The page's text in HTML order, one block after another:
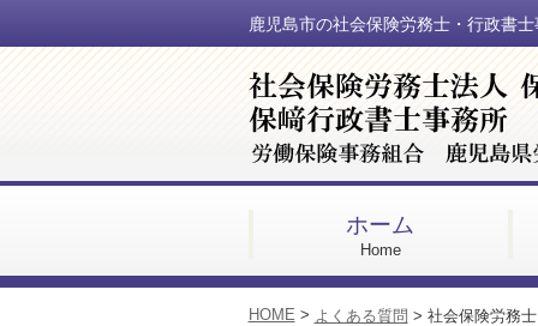
鹿児島市の社会保険労務士・行政書
ホーム
Home
HOME > よくある質問 > 社会保険労務